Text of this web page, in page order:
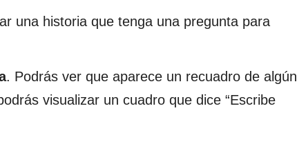
una historia que tenga una pregunta para
. Podrás ver que aparece un recuadro de algún
visualizar un cuadro que dice “Escribe